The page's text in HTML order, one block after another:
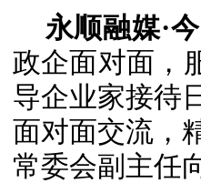
永顺融媒·
政企面对面，
导企业家接待
面对面交流，
常委会副主任